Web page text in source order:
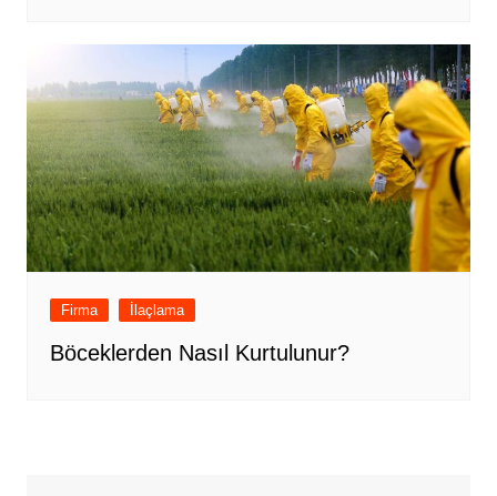
Firma İlaçlama
Böceklerden Nasıl Kurtulunur?